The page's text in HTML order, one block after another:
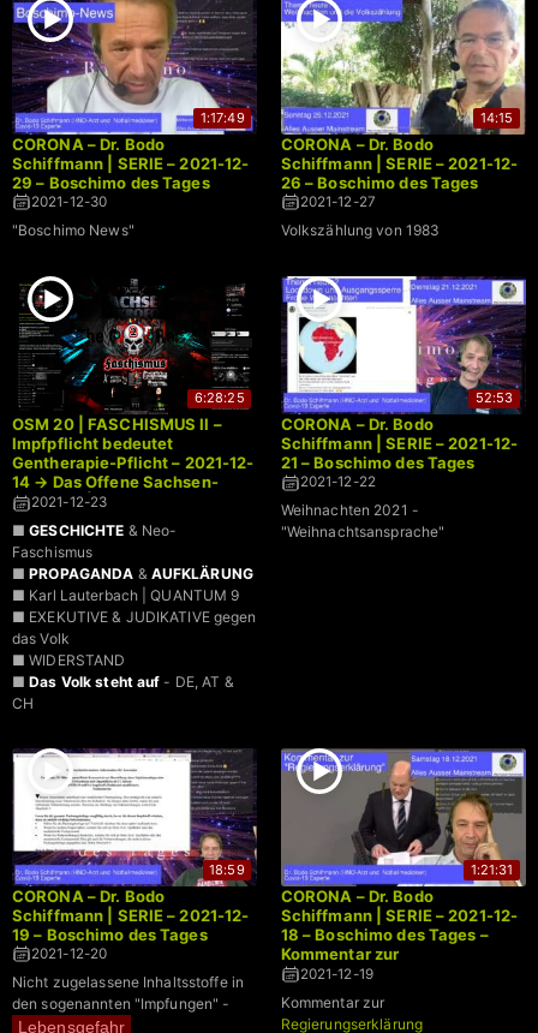
1:17:49
CORONA – Dr. Bodo
Schiffmann | SERIE – 2021-12-
29 – Boschimo des Tages
2021-12-30
"Boschimo News"
14:15
CORONA – Dr. Bodo
Schiffmann | SERIE – 2021-12-
26 – Boschimo des Tages
2021-12-27
Volkszählung von 1983
6:28:25
OSM 20 | FASCHISMUS II –
Impfpflicht bedeutet
Gentherapie-Pflicht – 2021-12-
14 → Das Offene Sachsen-
Mikrofon | LIVE
2021-12-23
■GESCHICHTE & Neo-
Faschismus
■PROPAGANDA & AUFKLÄRUNG
■ Karl Lauterbach | QUANTUM 9
■ EXEKUTIVE & JUDIKATIVE gegen
das Volk
■ WIDERSTAND
■Das Volk steht auf - DE, AT &
CH
52:53
CORONA – Dr. Bodo
Schiffmann | SERIE – 2021-12-
21 – Boschimo des Tages
2021-12-22
Weihnachten 2021 -
"Weihnachtsansprache"
18:59
CORONA – Dr. Bodo
Schiffmann | SERIE – 2021-12-
19 – Boschimo des Tages
2021-12-20
Nicht zugelassene Inhaltsstoffe in
den sogenannten "Impfungen" -
Lebensgefahr
1:21:31
CORONA – Dr. Bodo
Schiffmann | SERIE – 2021-12-
18 – Boschimo des Tages –
Kommentar zur
Regierungserklärung
2021-12-19
Kommentar zur
Regierungserklärung